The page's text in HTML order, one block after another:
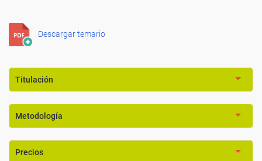
Descargar temario
Titulación
Metodología
Precios